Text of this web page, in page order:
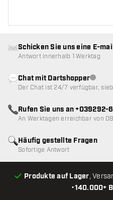
•140.000+
Produkte auf Lager,
Häufig gestellte Fragen
Sofortige Antwort
Schicken Sie uns eine E-
Antwort innerhalb 1 Werktag
Chat mit Dartshopper
Der Chat ist 24/7 verfügbar,
Rufen Sie uns an +039292-
An Werktagen erreichbar von